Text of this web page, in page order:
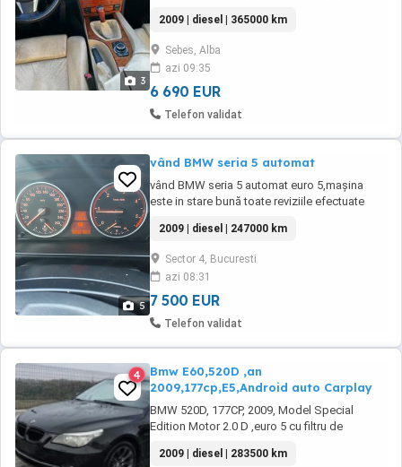
3
lanțul la rece si nu are martori in bord
aprinși.Pretul e ușor negociabil in limita
bunului simt.Mai multe la numarul din
anunț.Itp martie 2027
2009 | diesel | 365000 km
Sebes, Alba
azi 09:35
6 690 EUR
Telefon validat
5
vând BMW seria 5 automat
vând BMW seria 5 automat euro 5,mașina
este in stare bună toate reviziile efectuate
dispoziție
2009 | diesel | 247000 km
Sector 4, Bucuresti
azi 08:31
7 500 EUR
Telefon validat
4
Bmw E60,520D ,an
2009,177cp,E5,Android auto Carplay
BMW 520D, 177CP, 2009, Model Special
Edition Motor 2.0 D ,euro 5 cu filtru de
de condus selectabile (Sport Normal Manual)
2009 | diesel | 283500 km